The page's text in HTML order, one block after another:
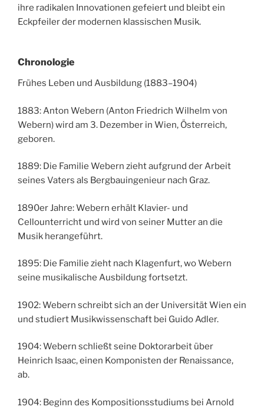
ihre radikalen Innovationen gefeiert und bleibt ein
Eckpfeiler der modernen klassischen Musik.
Chronologie
Frühes Leben und Ausbildung (1883–1904)
1883: Anton Webern (Anton Friedrich Wilhelm von
Webern) wird am 3. Dezember in Wien, Österreich,
geboren.
1889: Die Familie Webern zieht aufgrund der Arbeit
seines Vaters als Bergbauingenieur nach Graz.
1890er Jahre: Webern erhält Klavier- und
Cellounterricht und wird von seiner Mutter an die
Musik herangeführt.
1895: Die Familie zieht nach Klagenfurt, wo Webern
seine musikalische Ausbildung fortsetzt.
1902: Webern schreibt sich an der Universität Wien ein
und studiert Musikwissenschaft bei Guido Adler.
1904: Webern schließt seine Doktorarbeit über
Heinrich Isaac, einen Komponisten der Renaissance,
ab.
1904: Beginn des Kompositionsstudiums bei Arnold